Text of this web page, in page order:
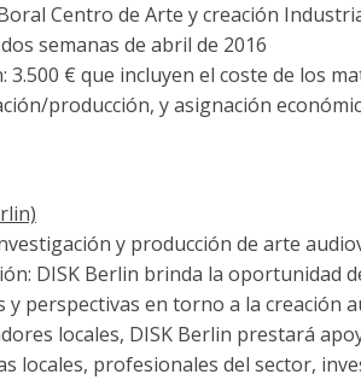
Centro de Arte y creación
semanas de abril de 2016
3.500 € que incluyen el coste de los
producción, y asignación
y producción de arte
DISK Berlin brinda la oportunidad
perspectivas en torno a la creación
locales, DISK Berlin prestará
locales, profesionales del sector,